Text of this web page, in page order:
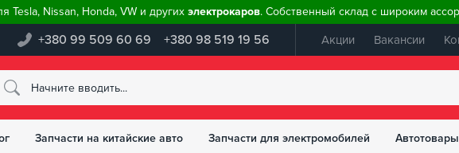
Tesla, Nissan, Honda, VW и других электрокаров. Собственный склад с широким
+380 99 509 60 69 +380 98 519 19 56 Акции Вакансии
Запчасти на китайские авто Запчасти для электромобилей Автотовары